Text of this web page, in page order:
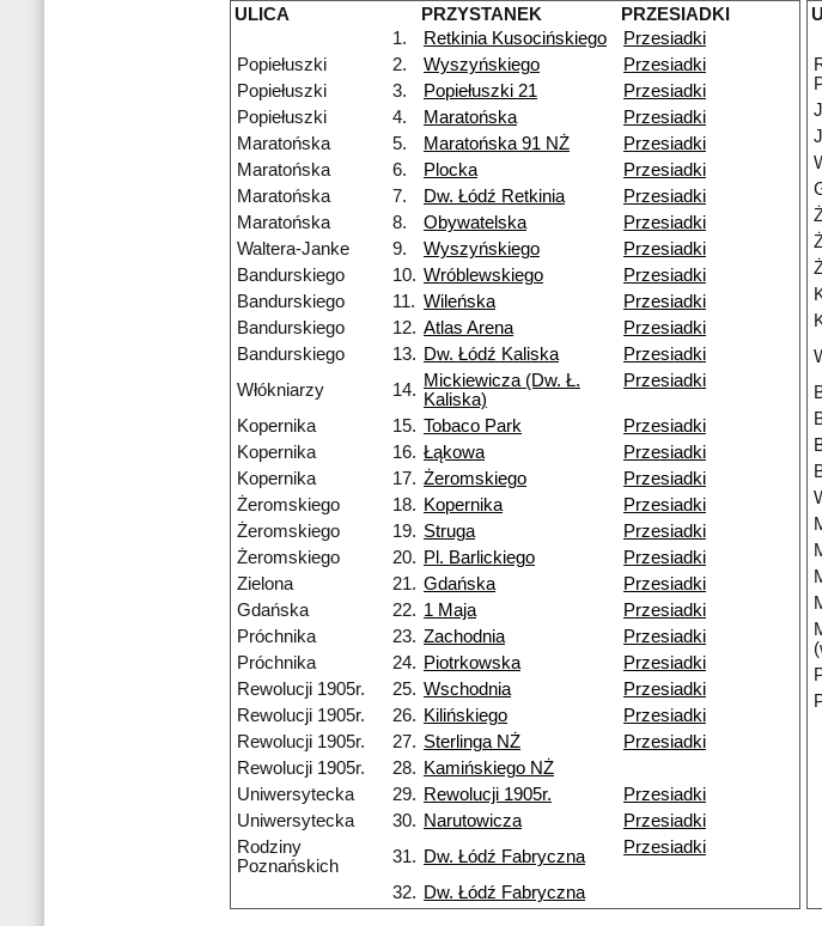
ULICA
PRZYSTANEK
PRZESIADKI
1.
Retkinia Kusocińskiego
Przesiadki
Popiełuszki
2. Wyszyńskiego
Przesiadki
Popiełuszki
3. Popiełuszki 21
Przesiadki
Popiełuszki
4. Maratońska
Przesiadki
Maratońska
5. Maratońska 91 NŻ
Przesiadki
Maratońska
6. Plocka
Przesiadki
Maratońska
7. Dw. Łódź Retkinia
Przesiadki
Maratońska
8. Obywatelska
Przesiadki
Waltera-Janke
9. Wyszyńskiego
Przesiadki
Bandurskiego
10. Wróblewskiego
Przesiadki
Bandurskiego
11. Wileńska
Przesiadki
Bandurskiego
12. Atlas Arena
Przesiadki
Bandurskiego
13. Dw. Łódź Kaliska
Przesiadki
Włókniarzy
14. Mickiewicza (Dw. Ł.
Kaliska)
Przesiadki
Kopernika 15. Tobaco Park
Przesiadki
Kopernika
16. Łąkowa
Przesiadki
Kopernika
17. Żeromskiego
Przesiadki
Żeromskiego
18. Kopernika
Przesiadki
Żeromskiego
19. Struga
Przesiadki
Żeromskiego
20. Pl. Barlickiego
Przesiadki
Zielona
21. Gdańska
Przesiadki
Gdańska
22. 1 Maja
Przesiadki
Próchnika
23. Zachodnia
Przesiadki
Próchnika
24. Piotrkowska
Przesiadki
Rewolucji 1905r.
25. Wschodnia
Przesiadki
Rewolucji 1905r.
26. Kilińskiego
Przesiadki
Rewolucji 1905r.
27. Sterlinga NŻ
Przesiadki
Rewolucji 1905r.
28. Kamińskiego NŻ
Uniwersytecka
29. Rewolucji 1905r.
Przesiadki
Uniwersytecka
30. Narutowicza
Przesiadki
Rodziny
Poznańskich
31. Dw. Łódź Fabryczna Przesiadki
32. Dw. Łódź Fabryczna